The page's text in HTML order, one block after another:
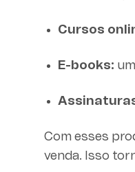
Cursos
E-books:
Com esses
venda. Isso